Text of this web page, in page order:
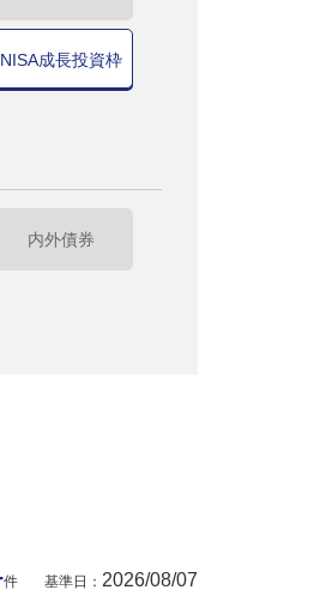
NISA成長投資枠
内外債券
件 基準日： 2026/08/07